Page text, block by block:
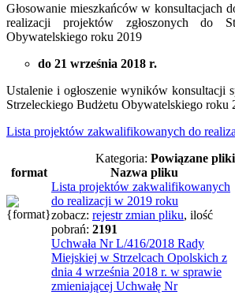
Głosowanie mieszkańców w konsultacjach
realizacji projektów zgłoszonych do
Obywatelskiego roku 2019
do 21 września 2018 r.
Ustalenie i ogłoszenie wyników konsultacji
Strzeleckiego Budżetu Obywatelskiego roku
Lista projektów zakwalifikowanych do
Kategoria: Powiązane pliki
format
Nazwa pliku
Lista projektów zakwalifikowanych
do realizacji w 2019 roku
zobacz: rejestr zmian pliku, ilość
pobrań: 2191
Uchwała Nr L/416/2018 Rady
Miejskiej w Strzelcach Opolskich z
dnia 4 września 2018 r. w sprawie
zmieniającej Uchwałę Nr